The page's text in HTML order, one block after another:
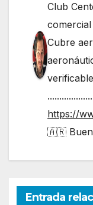
Club
Cubre
https://
🇦🇷
Entrada